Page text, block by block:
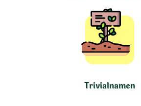
Trivialnamen